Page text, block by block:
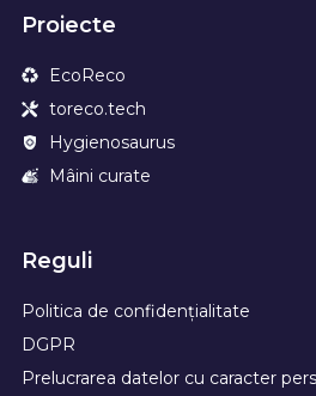
Proiecte
EcoReco
toreco.tech
Hygienosaurus
Mâini curate
Reguli
Politica de confidențialitate
DGPR
Prelucrarea datelor cu caracter